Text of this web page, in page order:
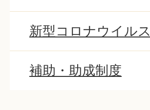
新型コロナウイルス
補助・助成制度